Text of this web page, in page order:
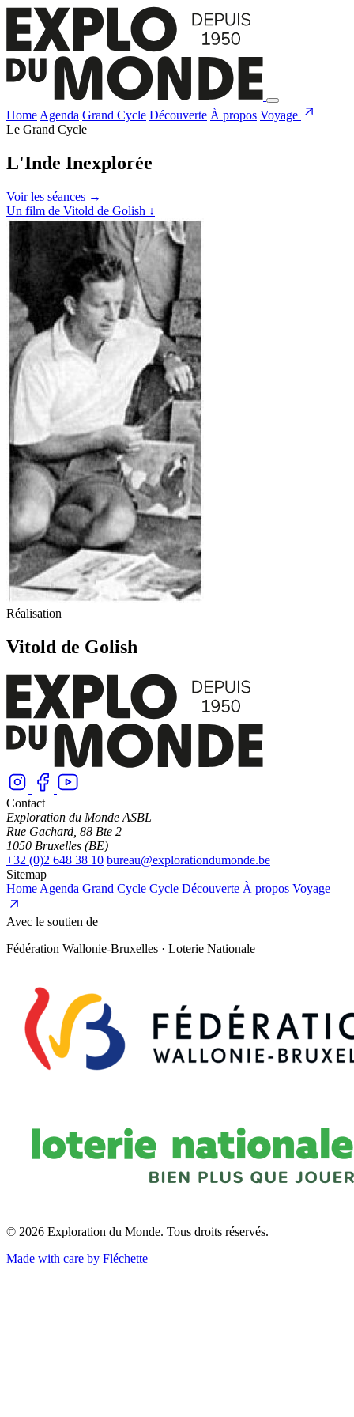
Home Agenda Grand Cycle Découverte À propos Voyage
Le Grand Cycle
L'Inde Inexplorée
Voir les séances →
Un film de Vitold de Golish ↓
Réalisation
Vitold de Golish
Contact
Exploration du Monde ASBL
Rue Gachard, 88 Bte 2
1050 Bruxelles (BE)
+32 (0)2 648 38 10 bureau@explorationdumonde.be
Sitemap
Home Agenda Grand Cycle Cycle Découverte À propos Voyage
Avec le soutien de
Fédération Wallonie-Bruxelles · Loterie Nationale
© 2026 Exploration du Monde. Tous droits réservés.
Made with care by Fléchette